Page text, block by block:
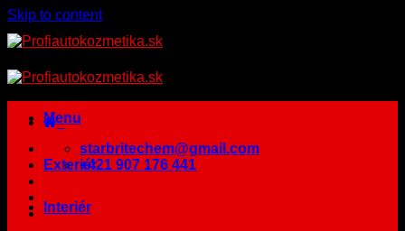
Skip to content
Menu
starbritechem@gmail.com
+421 907 176 441
Exteriér
Interiér